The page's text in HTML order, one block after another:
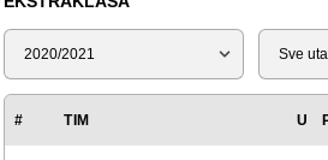
Sezona Tip
# TIM U